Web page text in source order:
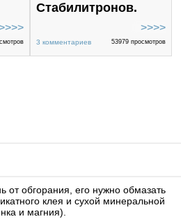
Стабилитронов.
3 комментариев 53979 просмотров
от обгорания, его нужно обмазать
клея и сухой минеральной
и магния).